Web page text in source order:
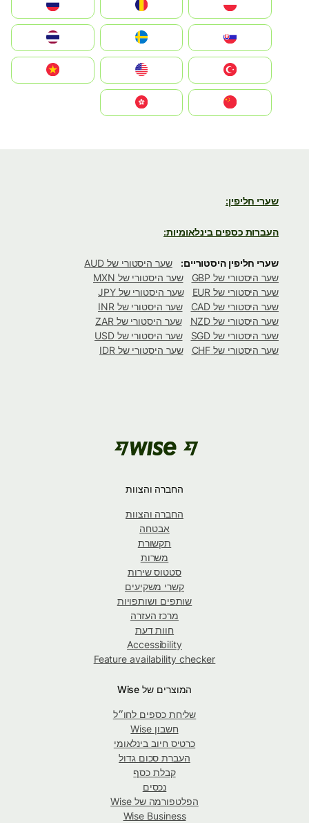
România
Slovensko
United States
Vietnam
שערי חליפין:
העברות כספים בינלאומיות:
שערי חליפין היסטוריים:
שער היסטורי של AUD
שער היסטורי של GBP
שער היסטורי של MXN
שער היסטורי של EUR
שער היסטורי של JPY
שער היסטורי של CAD
שער היסטורי של INR
שער היסטורי של NZD
שער היסטורי של ZAR
שער היסטורי של SGD
שער היסטורי של USD
שער היסטורי של CHF
שער היסטורי של IDR
החברה והצוות
החברה והצוות
אבטחה
תקשורת
משרות
סטטוס שירות
קשרי משקיעים
שותפים ושותפויות
מרכז העזרה
חוות דעת
Accessibility
Feature availability checker
המוצרים של Wise
שליחת כספים לחו״ל
חשבון Wise
כרטיס חיוב בינלאומי
העברת סכום גדול
קבלת כסף
נכסים
הפלטפורמה של Wise
Wise Business